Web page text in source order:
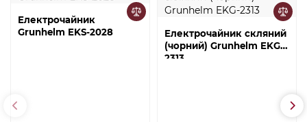
Електрочайник
Grunhelm EKS-2028
Електрочайник скляний
(чорний) Grunhelm EKG-
2313